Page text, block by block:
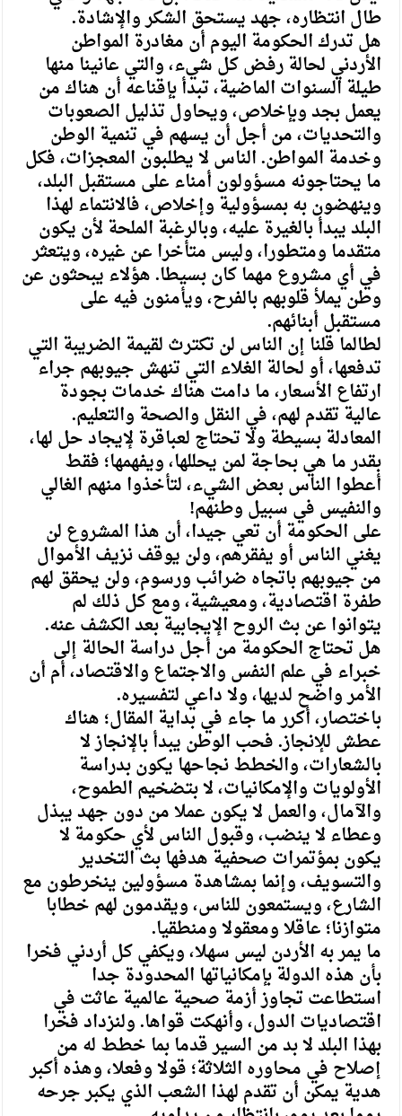
طال انتظاره، جهد يستحق الشكر والإشادة.
هل تدرك الحكومة اليوم أن مغادرة المواطن
الأردني لحالة رفض كل شيء، والتي عانينا منها
طيلة السنوات الماضية، تبدأ بإقناعه أن هناك من
يعمل بجد وبإخلاص، ويحاول تذليل الصعوبات
والتحديات، من أجل أن يسهم في تنمية الوطن
وخدمة المواطن. الناس لا يطلبون المعجزات، فكل
ما يحتاجونه مسؤولون أمناء على مستقبل البلد،
وينهضون به بمسؤولية وإخلاص، فالانتماء لهذا
البلد يبدأ بالغيرة عليه، وبالرغبة الملحة لأن يكون
متقدما ومتطورا، وليس متأخرا عن غيره، ويتعثر
في أي مشروع مهما كان بسيطا. هؤلاء يبحثون عن
وطن يملأ قلوبهم بالفرح، ويأمنون فيه على
مستقبل أبنائهم.
لطالما قلنا إن الناس لن تكترث لقيمة الضريبة التي
تدفعها، أو لحالة الغلاء التي تنهش جيوبهم جراء
ارتفاع الأسعار، ما دامت هناك خدمات بجودة
عالية تقدم لهم، في النقل والصحة والتعليم.
المعادلة بسيطة ولا تحتاج لعباقرة لإيجاد حل لها،
بقدر ما هي بحاجة لمن يحللها، ويفهمها؛ فقط
أعطوا الناس بعض الشيء، لتأخذوا منهم الغالي
والنفيس في سبيل وطنهم!
على الحكومة أن تعي جيدا، أن هذا المشروع لن
يغني الناس أو يفقرهم، ولن يوقف نزيف الأموال
من جيوبهم باتجاه ضرائب ورسوم، ولن يحقق لهم
طفرة اقتصادية، ومعيشية، ومع كل ذلك لم
يتوانوا عن بث الروح الإيجابية بعد الكشف عنه.
هل تحتاج الحكومة من أجل دراسة الحالة إلى
خبراء في علم النفس والاجتماع والاقتصاد، أم أن
الأمر واضح لديها، ولا داعي لتفسيره.
باختصار، أكرر ما جاء في بداية المقال؛ هناك
عطش للإنجاز. فحب الوطن يبدأ بالإنجاز لا
بالشعارات، والخطط نجاحها يكون بدراسة
الأولويات والإمكانيات، لا بتضخيم الطموح،
والآمال، والعمل لا يكون عملا من دون جهد يبذل
وعطاء لا ينضب، وقبول الناس لأي حكومة لا
يكون بمؤتمرات صحفية هدفها بث التخدير
والتسويف، وإنما بمشاهدة مسؤولين ينخرطون مع
الشارع، ويستمعون للناس، ويقدمون لهم خطابا
متوازنا؛ عاقلا ومعقولا ومنطقيا.
ما يمر به الأردن ليس سهلا، ويكفي كل أردني فخرا
بأن هذه الدولة بإمكانياتها المحدودة جدا
استطاعت تجاوز أزمة صحية عالمية عاثت في
اقتصاديات الدول، وأنهكت قواها. ولنزداد فخرا
بهذا البلد لا بد من السير قدما بما خطط له من
إصلاح في محاوره الثلاثة؛ قولا وفعلا، وهذه أكبر
هدية يمكن أن تقدم لهذا الشعب الذي يكبر جرحه